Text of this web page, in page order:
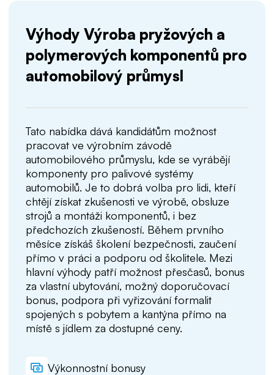
Výhody Výroba pryžových a
polymerových komponentů pro
automobilový průmysl
Tato nabídka dává kandidátům možnost
pracovat ve výrobním závodě
automobilového průmyslu, kde se vyrábějí
komponenty pro palivové systémy
automobilů. Je to dobrá volba pro lidi, kteří
chtějí získat zkušenosti ve výrobě, obsluze
strojů a montáži komponentů, i bez
předchozích zkušeností. Během prvního
měsíce získáš školení bezpečnosti, zaučení
přímo v práci a podporu od školitele. Mezi
hlavní výhody patří možnost přesčasů, bonus
za vlastní ubytování, možný doporučovací
bonus, podpora při vyřizování formalit
spojených s pobytem a kantýna přímo na
místě s jídlem za dostupné ceny.
Výkonnostní bonusy